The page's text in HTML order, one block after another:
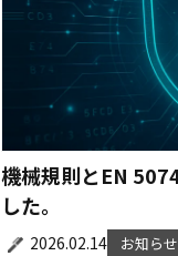
機械規則とEN
した。
2026.02.14 お知らせ